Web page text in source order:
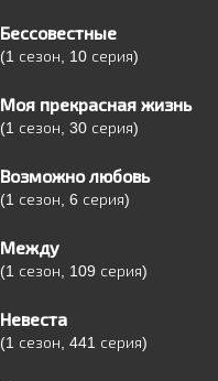
Бессовестные
(1 сезон, 10 серия)
Моя прекрасная жизнь
(1 сезон, 30 серия)
Возможно любовь
(1 сезон, 6 серия)
Между
(1 сезон, 109 серия)
Невеста
(1 сезон, 441 серия)